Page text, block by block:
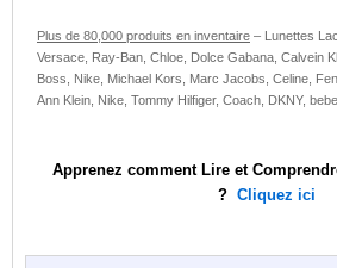
Plus de 80,000 produits en inventaire – Lunettes
Versace, Ray-Ban, Chloe, Dolce Gabana, Calvein
Boss, Nike, Michael Kors, Marc Jacobs, Celine,
Ann Klein, Nike, Tommy Hilfiger, Coach, DKNY,
Apprenez comment Lire et
? Cliquez ici